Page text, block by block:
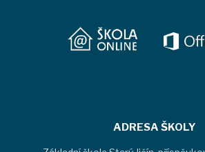
ADRESA ŠKOLY